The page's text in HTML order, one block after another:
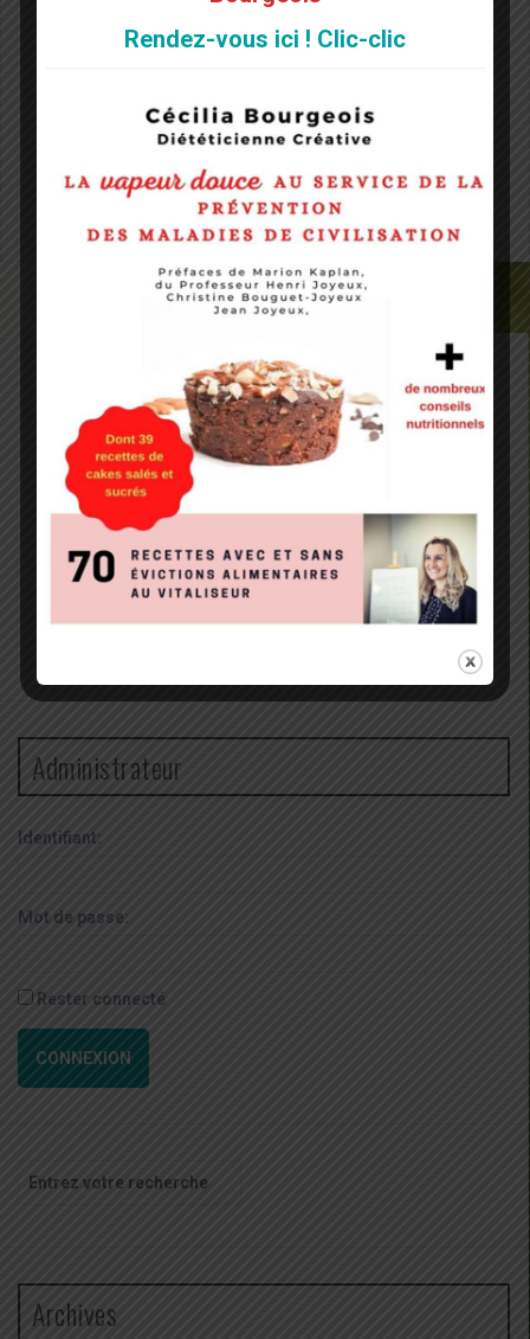
subscribewithout commenting.
Administrateur
Identifiant:
Mot de passe:
Rester connecté
CONNEXION
Recherche
pour
Archives
Rendez-vous ici ! Clic-clic